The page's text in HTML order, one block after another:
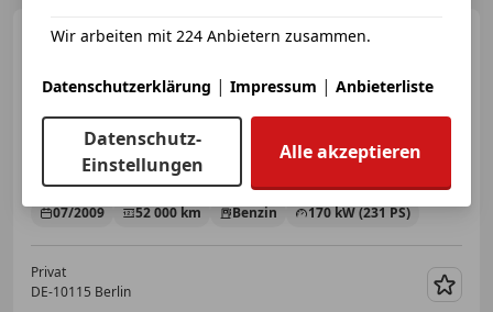
Mazda RX-8 R3
€ 18 000
07/2009 52 000 km Benzin 170 kW (231 PS)
Privat
DE-10115 Berlin
Wir arbeiten mit 224 Anbietern zusammen.
Datenschutzerklärung | Impressum | Anbieterliste
Datenschutz-
Einstellungen
Alle akzeptieren